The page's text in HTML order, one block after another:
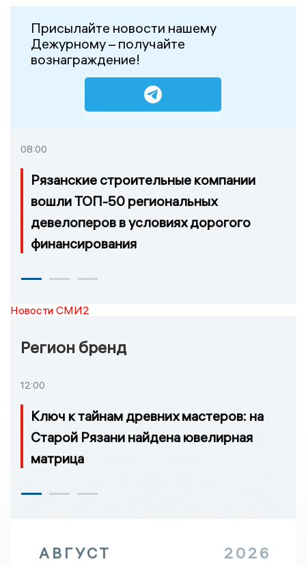
Присылайте новости нашему
Дежурному – получайте
вознаграждение!
08:00
Рязанские строительные компании
вошли ТОП-50 региональных
девелоперов в условиях дорогого
финансирования
Новости СМИ2
Регион бренд
12:00
Ключ к тайнам древних мастеров: на
Старой Рязани найдена ювелирная
матрица
АВГУСТ 2026